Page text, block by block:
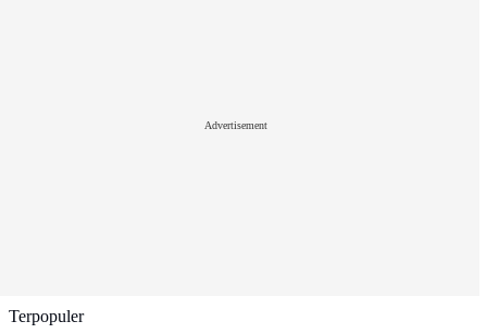
Advertisement
Terpopuler